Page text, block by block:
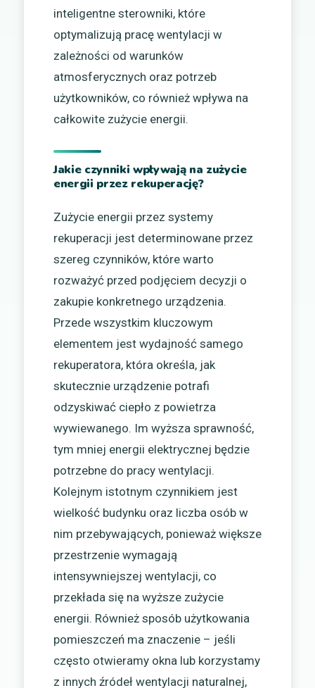
inteligentne sterowniki, które
optymalizują pracę wentylacji w
zależności od warunków
atmosferycznych oraz potrzeb
użytkowników, co również wpływa na
całkowite zużycie energii.
Jakie czynniki wpływają na zużycie
energii przez rekuperację?
Zużycie energii przez systemy
rekuperacji jest determinowane przez
szereg czynników, które warto
rozważyć przed podjęciem decyzji o
zakupie konkretnego urządzenia.
Przede wszystkim kluczowym
elementem jest wydajność samego
rekuperatora, która określa, jak
skutecznie urządzenie potrafi
odzyskiwać ciepło z powietrza
wywiewanego. Im wyższa sprawność,
tym mniej energii elektrycznej będzie
potrzebne do pracy wentylacji.
Kolejnym istotnym czynnikiem jest
wielkość budynku oraz liczba osób w
nim przebywających, ponieważ większe
przestrzenie wymagają
intensywniejszej wentylacji, co
przekłada się na wyższe zużycie
energii. Również sposób użytkowania
pomieszczeń ma znaczenie – jeśli
często otwieramy okna lub korzystamy
z innych źródeł wentylacji naturalnej,